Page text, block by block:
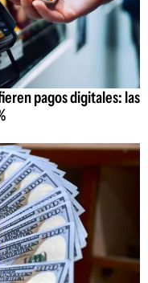
pagos digitales: las